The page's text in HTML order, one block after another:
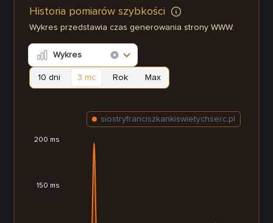
Historia pomiarów szybkości
Wykres przedstawia czas generowania strony WWW.
Wykres
10 dni 3 mc Rok Max
150 ms
200 ms
siostryfranciszkankiswietychserc.pl